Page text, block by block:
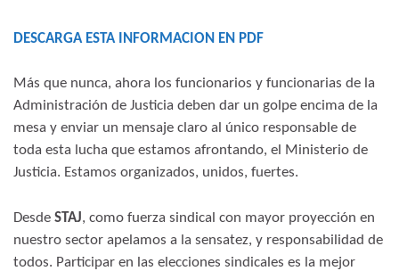
DESCARGA ESTA INFORMACION EN PDF
Más que nunca, ahora los funcionarios y funcionarias de la
Administración de Justicia deben dar un golpe encima de la
mesa y enviar un mensaje claro al único responsable de
toda esta lucha que estamos afrontando, el Ministerio de
Justicia. Estamos organizados, unidos, fuertes.
Desde STAJ, como fuerza sindical con mayor proyección en
nuestro sector apelamos a la sensatez, y responsabilidad de
todos. Participar en las elecciones sindicales es la mejor